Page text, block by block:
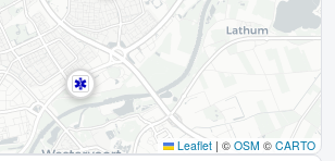
Leaflet | © OSM © CARTO